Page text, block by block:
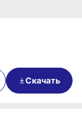
Скачать